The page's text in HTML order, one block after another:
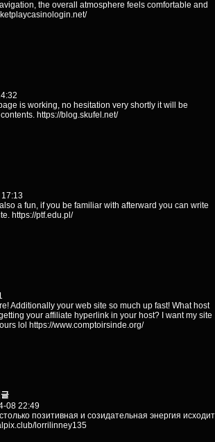
the overall atmosphere feels comfortable and
is working, no hesitation very shortly it will be
https://blog.skufel.net/
a fun, if you be familiar with afterward you can write
https://ptf.edu.pl/
Additionally your web site so much up fast! What host
your affiliate hyperlink in your host? I want my site
lol https://www.comptoirsinde.org/
08 22:49
позитивная и созидательная энергия исходит
lorrilinney135